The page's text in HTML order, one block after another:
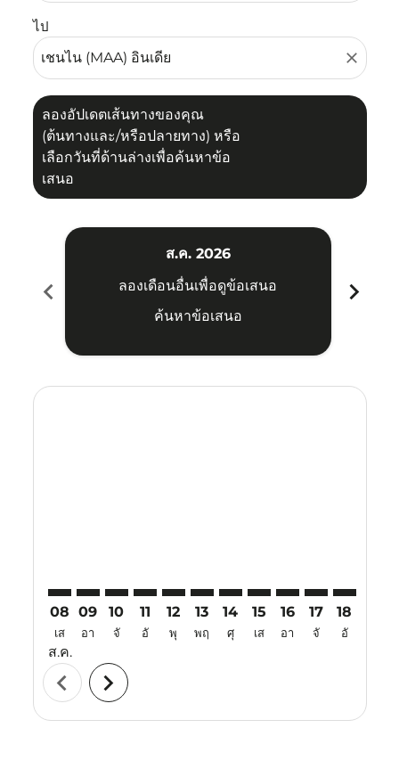
ไป
close
ลองอัปเดตเส้นทางของคุณ
(ต้นทางและ/หรือปลายทาง) หรือ
เลือกวันที่ด้านล่างเพื่อค้นหาข้อ
เสนอ
chevron_left
ส.ค. 2026
ลองเดือนอื่นเพื่อดูข้อเสนอ
ค้นหาข้อเสนอ
chevron_right
08
เส
ส.ค.
09
อา
10
จั
11
อั
12
พุ
13
พฤ
14
ศุ
15
เส
16
อา
17
จั
18
อั
chevron_left chevron_right